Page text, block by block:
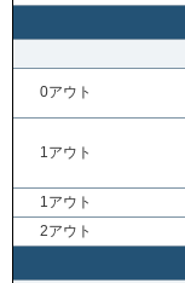
0アウト
1アウト
1アウト
2アウト